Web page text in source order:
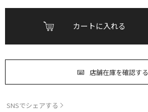
カートに入れる
店舗在庫を確認する
SNSでシェアする